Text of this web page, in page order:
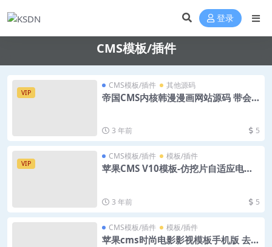
登录
CMS模板/插件
VIP
CMS模板/插件 其他源码
帝国CMS内核韩漫漫画网站源码 带会
3 年前 5
VIP
CMS模板/插件 模板/插件
苹果CMS V10模板-仿挖片自适应电影
3 年前 5
CMS模板/插件 模板/插件
苹果cms时尚电影影视模板手机版 去除